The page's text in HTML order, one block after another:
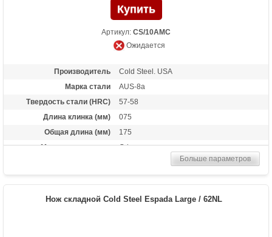
Артикул: CS/10AMC
Ожидается
Производитель
Cold Steel. USA
Марка стали
AUS-8a
Твердость стали (HRC)
57-58
Длина клинка (мм)
075
Общая длина (мм)
175
Материал рукоятки
Grivory
Больше параметров
Нож складной Cold Steel Espada Large / 62NL